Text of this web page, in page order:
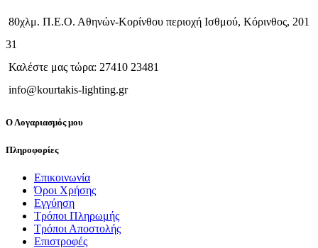
80χλμ. Π.Ε.Ο. Αθηνών-Κορίνθου περιοχή Ισθμού, Κόρινθος, 201
31
Καλέστε μας τώρα: 27410 23481
info@kourtakis-lighting.gr
Ο Λογαριασμός μου
Πληροφορίες
Επικοινωνία
Όροι Χρήσης
Εγγύηση
Τρόποι Πληρωμής
Τρόποι Αποστολής
Επιστροφές